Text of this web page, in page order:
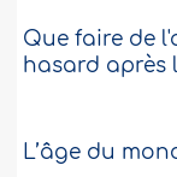
Que faire de
hasard après
L’âge du